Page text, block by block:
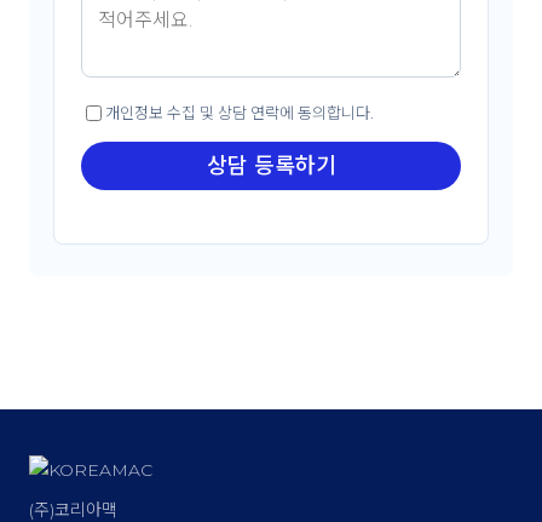
개인정보 수집 및 상담 연락에 동의합니다.
상담 등록하기
(주)코리아맥